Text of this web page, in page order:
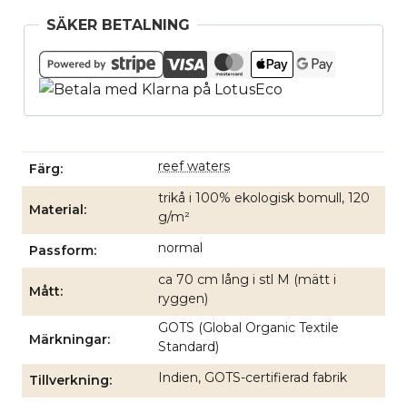
SÄKER BETALNING
Färg reef waters
Material
trikå i 100% ekologisk bomull, 120
g/m²
Passform normal
Mått
ca 70 cm lång i stl M (mätt i
ryggen)
Märkningar
GOTS (Global Organic Textile
Standard)
Tillverkning Indien, GOTS-certifierad fabrik